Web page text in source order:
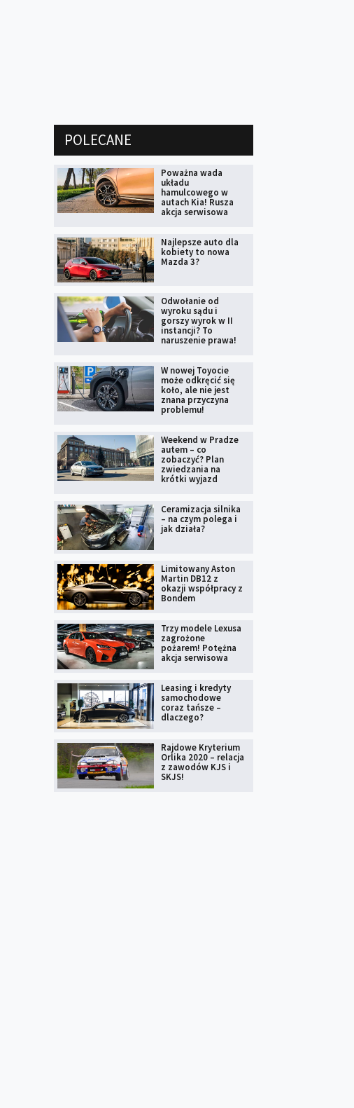
POLECANE
Poważna wada
układu
hamulcowego w
autach Kia! Rusza
akcja serwisowa
Najlepsze auto dla
kobiety to nowa
Mazda 3?
Odwołanie od
wyroku sądu i
gorszy wyrok w II
instancji? To
naruszenie prawa!
W nowej Toyocie
może odkręcić się
koło, ale nie jest
znana przyczyna
problemu!
Weekend w Pradze
autem – co
zobaczyć? Plan
zwiedzania na
krótki wyjazd
Ceramizacja silnika
– na czym polega i
jak działa?
Limitowany Aston
Martin DB12 z
okazji współpracy z
Bondem
Trzy modele Lexusa
zagrożone
pożarem! Potężna
akcja serwisowa
Leasing i kredyty
samochodowe
coraz tańsze –
dlaczego?
Rajdowe Kryterium
Orlika 2020 – relacja
z zawodów KJS i
SKJS!